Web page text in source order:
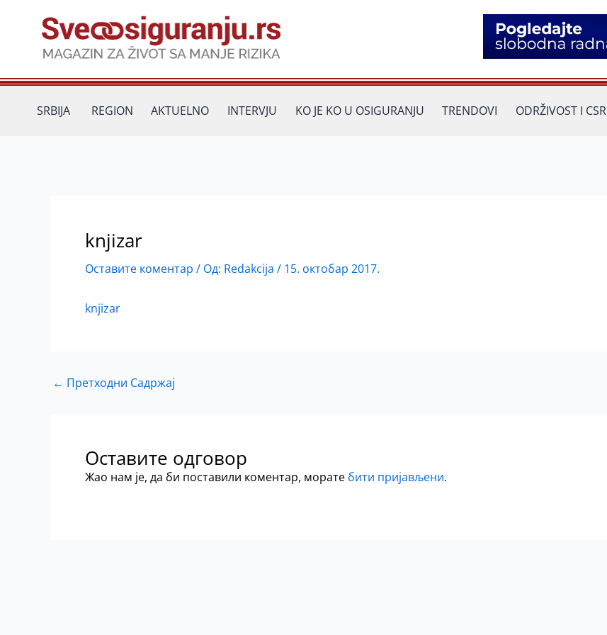
SRBIJA REGION AKTUELNO INTERVJU KO JE KO U OSIGURANJU TRENDOVI ODRŽIVOST I CSR
knjizar
Оставите коментар / Од: Redakcija / 15. октобар 2017.
knjizar
← Претходни Садржај
Оставите одговор
Жао нам је, да би поставили коментар, морате бити пријављени.